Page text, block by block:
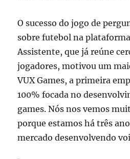
O sucesso do jogo de
sobre futebol na
Assistente, que já reúne
jogadores, motivou um
VUX Games, a primeira
100% focada no
games. Nós nos vemos
porque estamos há três
mercado desenvolvendo